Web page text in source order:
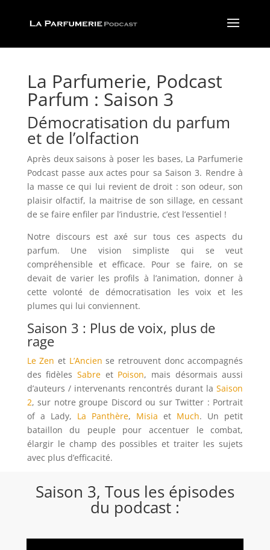
La Parfumerie, Podcast
Parfum : Saison 3
Démocratisation du parfum
et de l’olfaction
Après deux saisons à poser les bases, La Parfumerie
Podcast passe aux actes pour sa Saison 3. Rendre à
la masse ce qui lui revient de droit : son odeur, son
plaisir olfactif, la maitrise de son sillage, en cessant
de se faire enfiler par l’industrie, c’est l’essentiel !
Notre discours est axé sur tous ces aspects du
parfum. Une vision simpliste qui se veut
compréhensible et efficace. Pour se faire, on se
devait de varier les profils à l’animation, donner à
cette volonté de démocratisation les voix et les
plumes qui lui conviennent.
Saison 3 : Plus de voix, plus de
rage
Le Zen et L’Ancien se retrouvent donc accompagnés
des fidèlesSabre et Poison, mais désormais aussi
d’auteurs / intervenants rencontrés durant laSaison
2, sur notre groupe Discord ou sur Twitter : Portrait
of a Lady, La Panthère, Misia et Much. Un petit
bataillon du peuple pour accentuer le combat,
élargir le champ des possibles et traiter les sujets
avec plus d’efficacité.
Saison 3, Tous les épisodes
du podcast :